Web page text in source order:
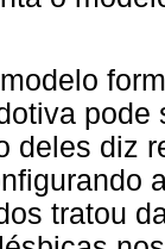
deles diz
tratou